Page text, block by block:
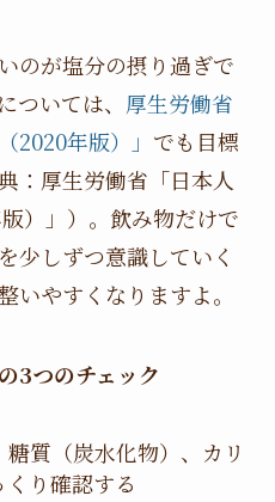
のが塩分の摂り過ぎで
ついては、 厚生労働省
2020年版）」 でも目標
：厚生労働省「日本人
）」）。飲み物だけで
少しずつ意識していく
いやすくなりますよ。
3つのチェック
質（炭水化物）、カリ
り確認する